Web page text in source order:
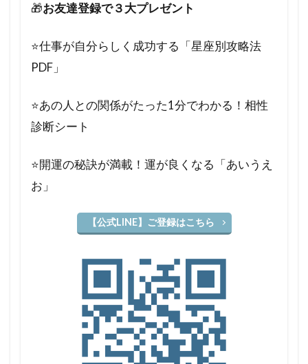
🎁お友達登録で３大プレゼント
⭐️仕事が自分らしく成功する「星座別攻略法
PDF」
⭐️あの人との関係がたった1分でわかる！相性
診断シート
⭐️開運の秘訣が満載！運が良くなる「あいうえ
お」
【公式LINE】ご登録はこちら